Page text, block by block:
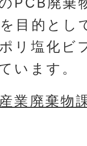
目的とし
リ塩化ビ
います。
業廃棄物